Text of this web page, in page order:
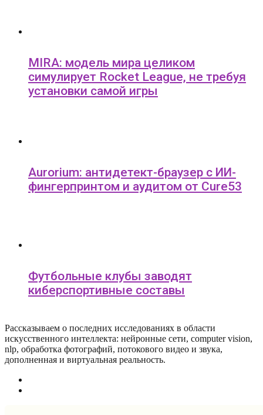
MIRA: модель мира целиком
симулирует Rocket League, не требуя
установки самой игры
Aurorium: антидетект-браузер с ИИ-
фингерпринтом и аудитом от Cure53
Футбольные клубы заводят
киберспортивные составы
Рассказываем о последних исследованиях в области
искусcтвенного интеллекта: нейронные сети, computer vision,
nlp, обработка фотографий, потокового видео и звука,
дополненная и виртуальная реальность.